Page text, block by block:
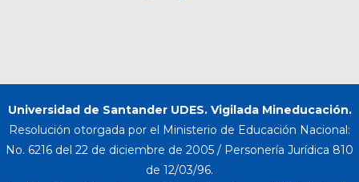
Universidad de Santander UDES. Vigilada Mineducación.
Resolución otorgada por el Ministerio de Educación Nacional:
No. 6216 del 22 de diciembre de 2005 / Personería Jurídica 810
de 12/03/96.